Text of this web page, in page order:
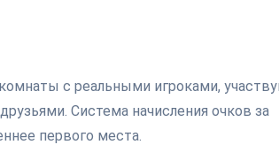
с реальными игроками,
Система начисления очков за
первого места.